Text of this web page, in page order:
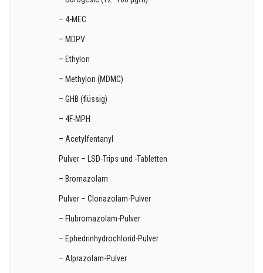
– 4-MEC
– MDPV
– Ethylon
– Methylon (MDMC)
– GHB (flüssig)
– 4F-MPH
– Acetylfentanyl
Pulver – LSD-Trips und -Tabletten
– Bromazolam
Pulver – Clonazolam-Pulver
– Flubromazolam-Pulver
– Ephedrinhydrochlorid-Pulver
– Alprazolam-Pulver